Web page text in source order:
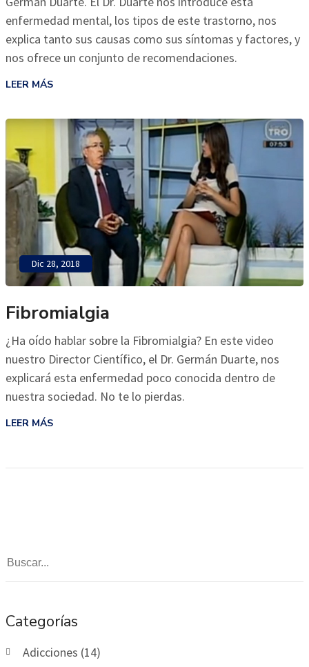
enfermedad mental, los tipos de este trastorno, nos
explica tanto sus causas como sus síntomas y factores, y
nos ofrece un conjunto de recomendaciones.
LEER MÁS
Dic 28, 2018
Fibromialgia
¿Ha oído hablar sobre la Fibromialgia? En este video
nuestro Director Científico, el Dr. Germán Duarte, nos
explicará esta enfermedad poco conocida dentro de
nuestra sociedad. No te lo pierdas.
LEER MÁS
Categorías
Adicciones (14)